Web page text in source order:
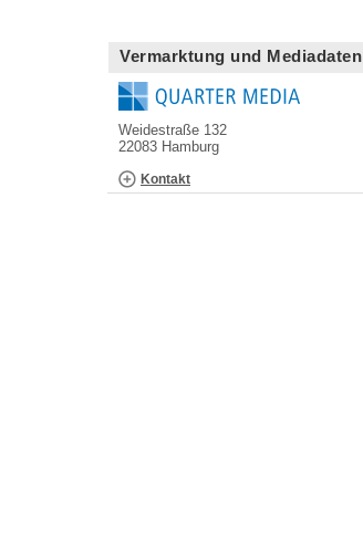
Vermarktung und Mediadaten
Weidestraße 132
22083 Hamburg
Kontakt